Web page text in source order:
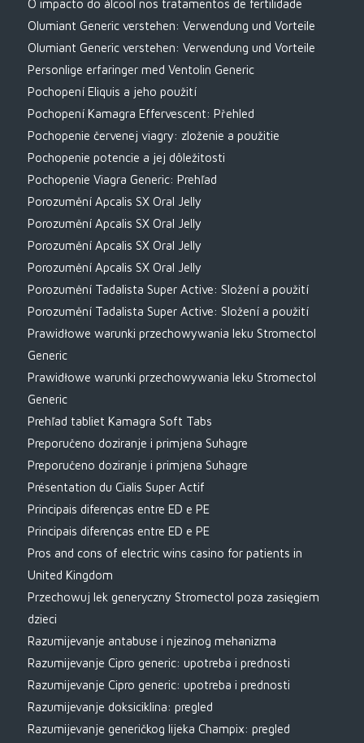
O impacto do álcool nos tratamentos de fertilidade
Olumiant Generic verstehen: Verwendung und Vorteile
Olumiant Generic verstehen: Verwendung und Vorteile
Personlige erfaringer med Ventolin Generic
Pochopení Eliquis a jeho použití
Pochopení Kamagra Effervescent: Přehled
Pochopenie červenej viagry: zloženie a použitie
Pochopenie potencie a jej dôležitosti
Pochopenie Viagra Generic: Prehľad
Porozumění Apcalis SX Oral Jelly
Porozumění Apcalis SX Oral Jelly
Porozumění Apcalis SX Oral Jelly
Porozumění Apcalis SX Oral Jelly
Porozumění Tadalista Super Active: Složení a použití
Porozumění Tadalista Super Active: Složení a použití
Prawidłowe warunki przechowywania leku Stromectol
Generic
Prawidłowe warunki przechowywania leku Stromectol
Generic
Prehľad tabliet Kamagra Soft Tabs
Preporučeno doziranje i primjena Suhagre
Preporučeno doziranje i primjena Suhagre
Présentation du Cialis Super Actif
Principais diferenças entre ED e PE
Principais diferenças entre ED e PE
Pros and cons of electric wins casino for patients in
United Kingdom
Przechowuj lek generyczny Stromectol poza zasięgiem
dzieci
Razumijevanje antabuse i njezinog mehanizma
Razumijevanje Cipro generic: upotreba i prednosti
Razumijevanje Cipro generic: upotreba i prednosti
Razumijevanje doksiciklina: pregled
Razumijevanje generičkog lijeka Champix: pregled